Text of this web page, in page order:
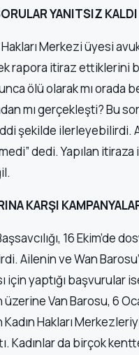
YANITSIZ KALDI
Hakları Merkezi üyesi
rapora itiraz ettiklerini
ölü olarak mı orada
mı gerçekleşti? Bu
şekilde ilerleyebilirdi.
dedi. Yapılan itiraza
KARŞI
16 Ekim’de
Ailenin ve Wan
için yaptığı başvurular
Van Barosu, 6
Hakları
Kadınlar da birçok